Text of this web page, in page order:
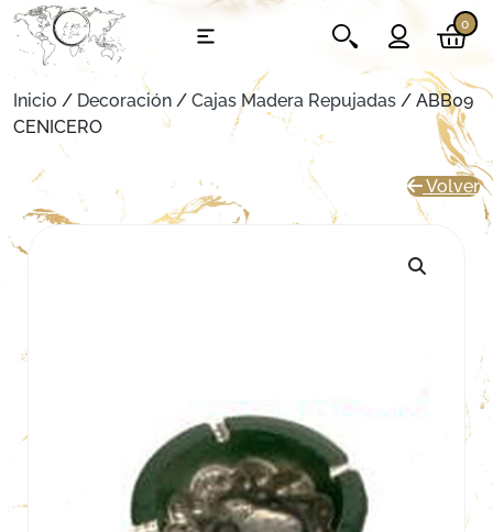
0
Inicio / Decoración / Cajas Madera Repujadas / ABB09
CENICERO
Volver